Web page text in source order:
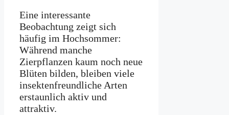
Eine interessante
Beobachtung zeigt sich
häufig im Hochsommer:
Während manche
Zierpflanzen kaum noch neue
Blüten bilden, bleiben viele
insektenfreundliche Arten
erstaunlich aktiv und
attraktiv.